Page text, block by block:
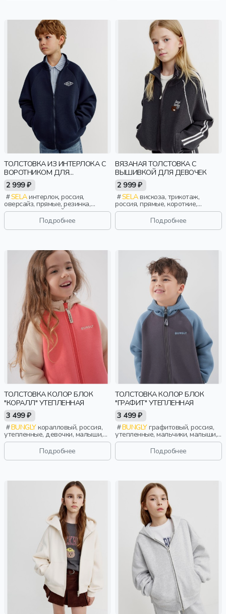
ТОЛСТОВКА ИЗ ИНТЕРЛОКА С
ВОРОТНИКОМ ДЛЯ
МАЛЬЧИКОВ
2 999 ₽
SELAинтерлок, россия,
оверсайз, прямые, резинка,
длинные, длинный рукав, ворот,
школа, манжета, свободные,
прорези, вышивка, воротник,
воротник-стойка, мальчики, дети
Подробнее
ВЯЗАНАЯ ТОЛСТОВКА С
ВЫШИВКОЙ ДЛЯ ДЕВОЧЕК
2 999 ₽
SELAвискоза, трикотаж,
россия, прямые, короткие,
резинка, длинные, вязаные,
длинный рукав, застежка,
лампасы, стопперы, манжета,
прорези, вышивка, воротник,
Подробнее
ТОЛСТОВКА КОЛОР БЛОК
"КОРАЛЛ" УТЕПЛЕННАЯ
3 499 ₽
BUNGLYкоралловый, россия,
утепленные, девочки, малыши,
дошкольники, дети
Подробнее
ТОЛСТОВКА КОЛОР БЛОК
"ГРАФИТ" УТЕПЛЕННАЯ
3 499 ₽
BUNGLYграфитовый, россия,
утепленные, мальчики, малыши,
дошкольники, дети
Подробнее